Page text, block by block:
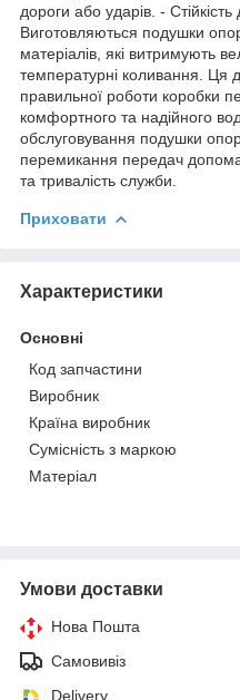
дороги або ударів. -
Виготовляються подушки
матеріалів, які витримують
температурні коливання. Ця
правильної роботи коробки
комфортного та надійного
обслуговування подушки
перемикання передач
та тривалість служби.
Приховати
Характеристики
Основні
Код запчастини
Виробник
Країна виробник
Сумісність з маркою
Матеріал
Умови доставки
Нова Пошта
Самовивіз
Delivery